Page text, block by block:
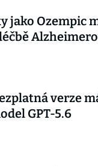
jako Ozempic
verze
GPT-5.6